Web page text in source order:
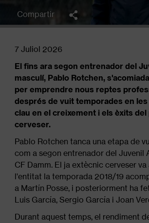
Compartir
7 Juliol 2026
El fins ara segon entrenador del
masculí, Pablo Rotchen,
per emprendre nous reptes
després de vuit temporades en
clau en el creixement i els èxits
cerveser.
Pablo Rotchen tanca una etapa de
com a segon entrenador del Juvenil
CF Damm. El ja extècnic cerveser
l'entitat la temporada 2018/19
a Martín Posse, i posteriorment ha
Luis García, Sergio García i Joan
Durant aquest temps, el rendiment